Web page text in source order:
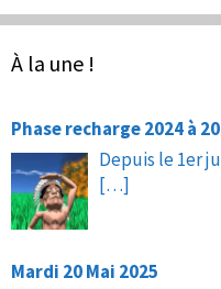
À la une !
Phase recharge 2024 à
Depuis le 1er
[…]
Mardi 20 Mai 2025